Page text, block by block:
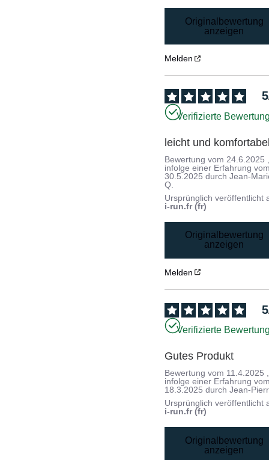
Originalbewertung
anzeigen
Melden
5
Verifizierte
leicht und
Bewertung vom 24.6.2025
infolge einer Erfahrung
30.5.2025 durchJean-
Q.
Ursprünglich veröffentlicht
i-run.fr (fr)
Originalbewertung
anzeigen
Melden
5
Verifizierte
Gutes Produkt
Bewertung vom 11.4.2025
infolge einer Erfahrung
18.3.2025 durchJean-
Ursprünglich veröffentlicht
i-run.fr (fr)
Originalbewertung
anzeigen